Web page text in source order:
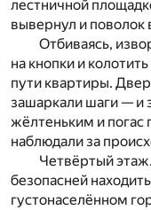
лестничной
вывернул и поволок
Отбиваясь,
на кнопки и
пути квартиры.
зашаркали шаги — и
жёлтеньким и погас
наблюдали за
Четвёртый
безопасней
густонаселённом